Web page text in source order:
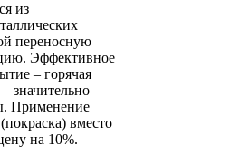
из
переносную
Эффективное
– горячая
значительно
Применение
вместо
на 10%.